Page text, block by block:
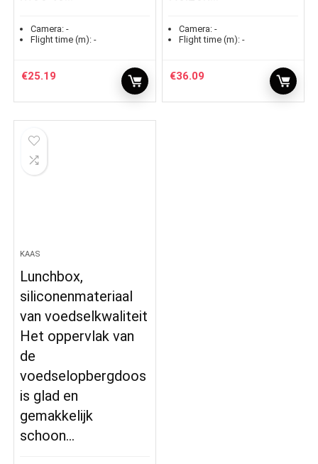
Camera: -
Flight time (m): -
€25.19
Camera: -
Flight time (m): -
€36.09
KAAS
Lunchbox,
siliconenmateriaal
van voedselkwaliteit
Het oppervlak van
de
voedselopbergdoos
is glad en
gemakkelijk
schoon…